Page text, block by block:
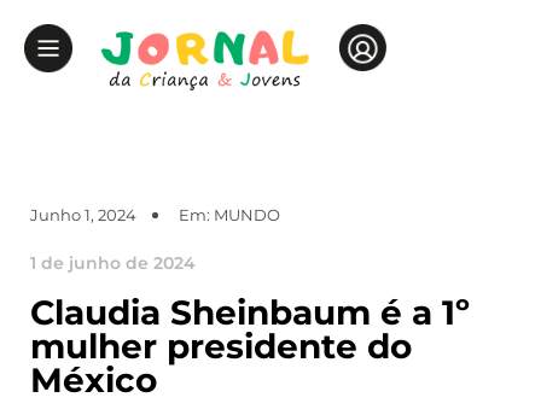
Junho 1, 2024 Em: MUNDO
1 de junho de 2024
Claudia Sheinbaum é a 1º
mulher presidente do
México